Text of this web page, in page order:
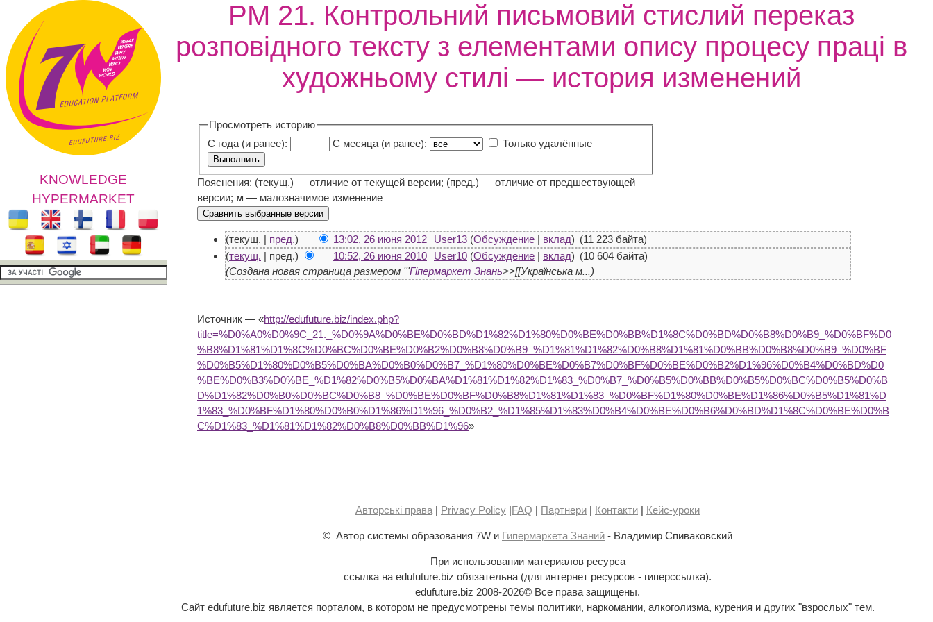
KNOWLEDGE
HYPERMARKET
РМ 21. Контрольний письмовий стислий переказ
розповідного тексту з елементами опису процесу праці в
художньому стилі — история изменений
Просмотреть историю
С года (и ранее):
С месяца (и ранее): Только удалённые
Пояснения: (текущ.) — отличие от текущей версии; (пред.) — отличие от предшествующей
версии; м — малозначимое изменение
(текущ. | пред.) 13:02, 26 июня 2012 User13 (Обсуждение | вклад) (11 223 байта)
(текущ. | пред.) 10:52, 26 июня 2010 User10 (Обсуждение | вклад) (10 604 байта)
(Создана новая страница размером '''Гіпермаркет Знань>>[[Українська м...)
Источник — «http://edufuture.biz/index.php?
title=%D0%A0%D0%9C_21._%D0%9A%D0%BE%D0%BD%D1%82%D1%80%D0%BE%D0%BB%D1%8C%D0%BD%D0%B8%D0%B9_%D0%BF%D0
%B8%D1%81%D1%8C%D0%BC%D0%BE%D0%B2%D0%B8%D0%B9_%D1%81%D1%82%D0%B8%D1%81%D0%BB%D0%B8%D0%B9_%D0%BF
%D0%B5%D1%80%D0%B5%D0%BA%D0%B0%D0%B7_%D1%80%D0%BE%D0%B7%D0%BF%D0%BE%D0%B2%D1%96%D0%B4%D0%BD%D0
%BE%D0%B3%D0%BE_%D1%82%D0%B5%D0%BA%D1%81%D1%82%D1%83_%D0%B7_%D0%B5%D0%BB%D0%B5%D0%BC%D0%B5%D0%B
D%D1%82%D0%B0%D0%BC%D0%B8_%D0%BE%D0%BF%D0%B8%D1%81%D1%83_%D0%BF%D1%80%D0%BE%D1%86%D0%B5%D1%81%D
1%83_%D0%BF%D1%80%D0%B0%D1%86%D1%96_%D0%B2_%D1%85%D1%83%D0%B4%D0%BE%D0%B6%D0%BD%D1%8C%D0%BE%D0%B
C%D1%83_%D1%81%D1%82%D0%B8%D0%BB%D1%96»
Авторські права | Privacy Policy |FAQ | Партнери | Контакти | Кейс-уроки
© Автор системы образования 7W и Гипермаркета Знаний - Владимир Спиваковский
При использовании материалов ресурса
ссылка на edufuture.biz обязательна (для интернет ресурсов - гиперссылка).
edufuture.biz 2008-2026© Все права защищены.
Сайт edufuture.biz является порталом, в котором не предусмотрены темы политики, наркомании, алкоголизма, курения и других "взрослых" тем.